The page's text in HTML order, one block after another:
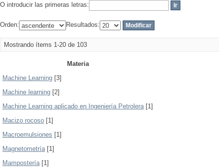
O introducir las primeras letras:
Orden: Resultados:
Mostrando ítems 1-20 de 103
Materia
Machine Learning [3]
Machine learning [2]
Machine Learning aplicado en Ingeniería Petrolera[1]
Macizo rocoso [1]
Macroemulsiones [1]
Magnetometría[1]
Mampostería[1]